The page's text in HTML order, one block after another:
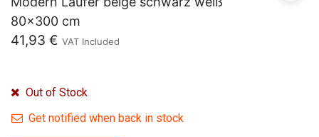
80x300 cm
41,93 € VAT Included
Out of Stock
Get notified when back in stock